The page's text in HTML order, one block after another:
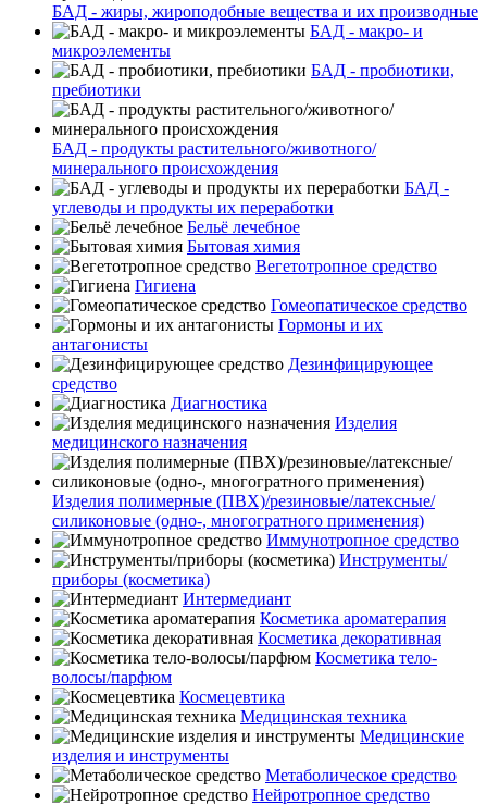
БАД - жиры, жироподобные вещества и их производные
БАД - макро- и
микроэлементы
БАД - пробиотики,
пребиотики
БАД - продукты растительного/животного/
минерального происхождения
БАД -
углеводы и продукты их переработки
Бельё лечебное
Бытовая химия
Вегетотропное средство
Гигиена
Гомеопатическое средство
Гормоны и их
антагонисты
Дезинфицирующее
средство
Диагностика
Изделия
медицинского назначения
Изделия полимерные (ПВХ)/резиновые/латексные/
силиконовые (одно-, многогратного применения)
Иммунотропное средство
Инструменты/
приборы (косметика)
Интермедиант
Косметика ароматерапия
Косметика декоративная
Косметика тело-
волосы/парфюм
Космецевтика
Медицинская техника
Медицинские
изделия и инструменты
Метаболическое средство
Нейротропное средство